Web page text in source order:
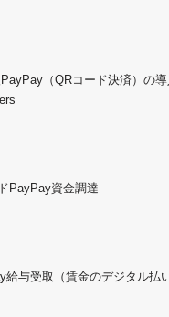
PayPay（QRコード決済）の導
PayPay資金調達
給与受取（賃金のデジタル払い